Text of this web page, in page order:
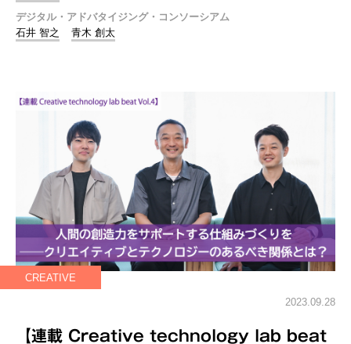
デジタル・アドバタイジング・コンソーシアム
石井 智之
青木 創太
CREATIVE
2023.09.28
【連載 Creative technology lab beat